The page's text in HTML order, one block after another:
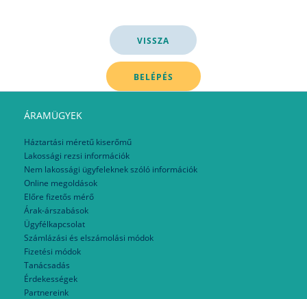
ÁRAMÜGYEK
Háztartási méretű kiserőmű
Lakossági rezsi információk
Nem lakossági ügyfeleknek szóló információk
Online megoldások
Előre fizetős mérő
Árak-árszabások
Ügyfélkapcsolat
Számlázási és elszámolási módok
Fizetési módok
Tanácsadás
Érdekességek
Partnereink